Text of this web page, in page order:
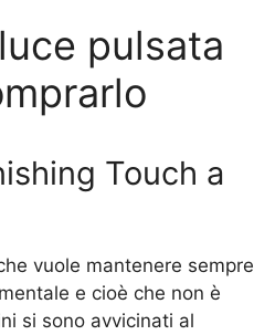
pulsata
Touch a
vuole mantenere sempre
e cioè che non è
si sono avvicinati al